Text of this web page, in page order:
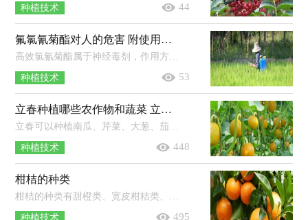
种植技术 44
氟氯氰菊酯对人的危害 附使用说明
种植技术 53
立春种植哪些农作物和蔬菜 立春有什么讲究和禁忌
种植技术 448
柑桔的种类
种植技术 495